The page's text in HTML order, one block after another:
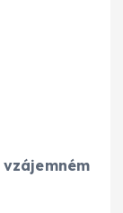
vzájemném